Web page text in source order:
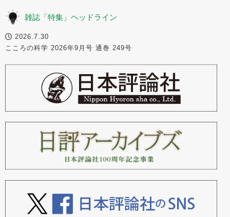
雑誌「特集」ヘッドライン
2026.7.30
こころの科学 2026年9月号 通巻 249号